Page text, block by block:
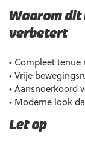
Waarom dit
verbetert
• Compleet tenue
• Vrije
• Aansnoerkoord
• Moderne look
Let op